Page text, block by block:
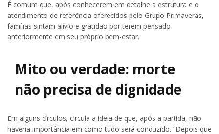
É comum que, após conhecerem em detalhe a estrutura e o
atendimento de referência oferecidos pelo Grupo Primaveras,
famílias sintam alívio e gratidão por terem pensado
anteriormente em seu próprio bem-estar.
Mito ou verdade: morte
não precisa de dignidade
Em alguns círculos, circula a ideia de que, após a partida, não
haveria importância em como tudo será conduzido. “Depois que